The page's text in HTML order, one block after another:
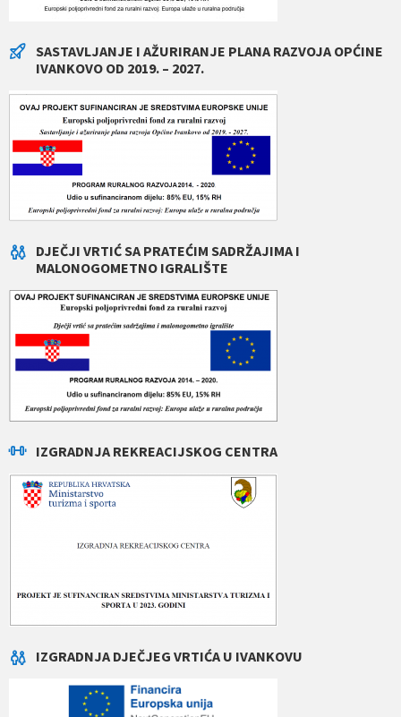
SASTAVLJANJE I AŽURIRANJE PLANA RAZVOJA OPĆINE
IVANKOVO OD 2019. – 2027.
DJEČJI VRTIĆ SA PRATEĆIM SADRŽAJIMA I
MALONOGOMETNO IGRALIŠTE
IZGRADNJA REKREACIJSKOG CENTRA
IZGRADNJA DJEČJEG VRTIĆA U IVANKOVU